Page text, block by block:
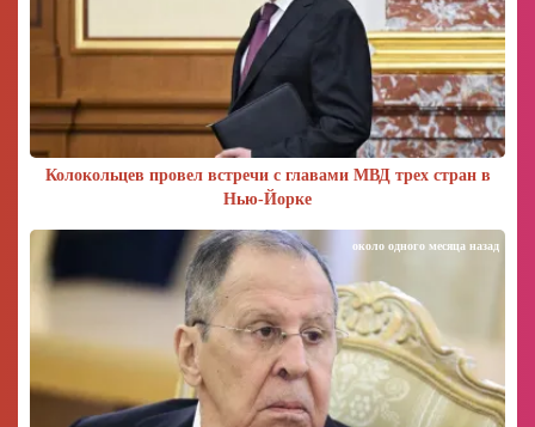
Колокольцев провел встречи с главами МВД трех стран в
Нью-Йорке
около одного месяца назад